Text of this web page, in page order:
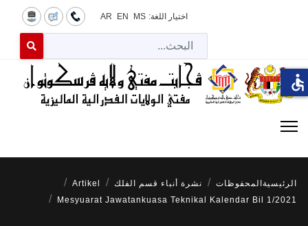
اختيار اللغة: MS
EN
AR
for results.
الرئيسية المحفوظات نشرة أنباء قسم الفلك
Artikel
Mesyuarat Jawatankuasa Teknikal Kalendar Bil 1/2021
accessible